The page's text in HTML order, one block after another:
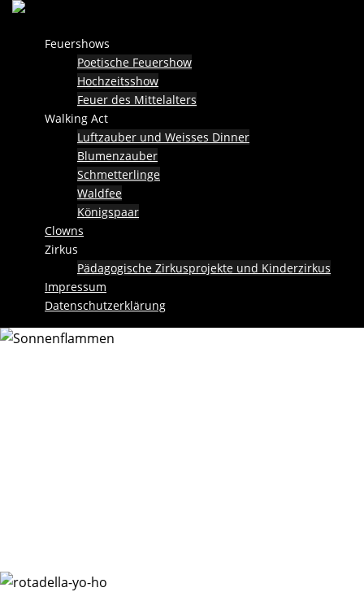
Skip
contentFeuershows
Poetische Feuershow
Hochzeitsshow
Feuer des Mittelalters
Walking Act
Luftzauber und Weisses Dinner
Blumenzauber
Schmetterlinge
Waldfee
Königspaar
Clowns
Zirkus
Pädagogische Zirkusprojekte und Kinderzirkus
Impressum
Datenschutzerklärung